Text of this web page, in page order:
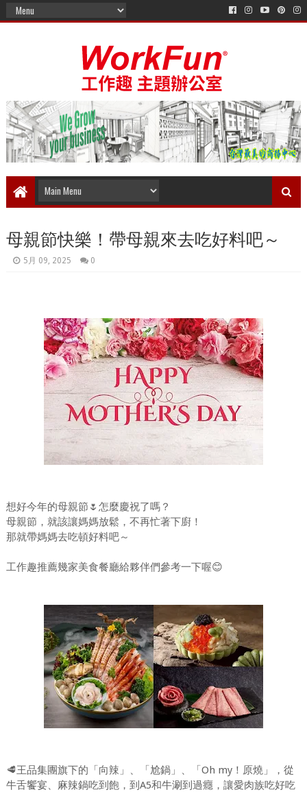
母親節快樂！帶母親來去吃好料吧～
5月 09, 2025 0
想好今年的母親節🌷怎麼慶祝了嗎？
母親節，就該讓媽媽放鬆，不再忙著下廚！
那就帶媽媽去吃頓好料吧～
工作趣推薦幾家美食餐廳給夥伴們參考一下喔😊
🥩王品集團旗下的「向辣」、「尬鍋」、「Oh my！原燒」，從
牛舌饗宴、麻辣鍋吃到飽，到A5和牛涮到過癮，讓愛肉族吃好吃